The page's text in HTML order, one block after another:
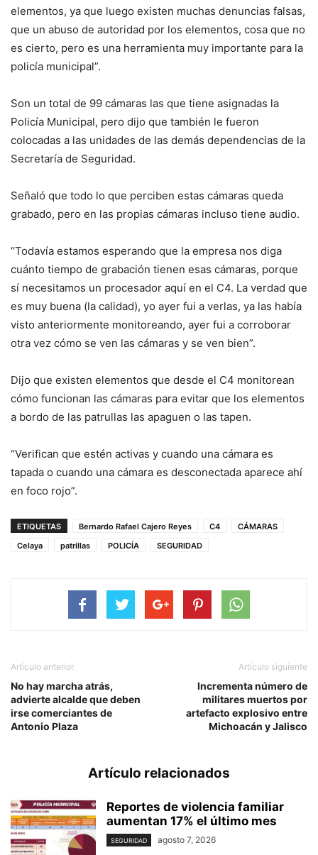
elementos, ya que luego existen muchas denuncias falsas,
que un abuso de autoridad por los elementos, cosa que no
es cierto, pero es una herramienta muy importante para la
policía municipal”.
Son un total de 99 cámaras las que tiene asignadas la
Policía Municipal, pero dijo que también le fueron
colocadas a las unidades de las demás dependencias de la
Secretaría de Seguridad.
Señaló que todo lo que perciben estas cámaras queda
grabado, pero en las propias cámaras incluso tiene audio.
“Todavía estamos esperando que la empresa nos diga
cuánto tiempo de grabación tienen esas cámaras, porque
sí necesitamos un procesador aquí en el C4. La verdad que
es muy buena (la calidad), yo ayer fui a verlas, ya las había
visto anteriormente monitoreando, ayer fui a corroborar
otra vez cómo se ven las cámaras y se ven bien”.
Dijo que existen elementos que desde el C4 monitorean
cómo funcionan las cámaras para evitar que los elementos
a bordo de las patrullas las apaguen o las tapen.
“Verifican que estén activas y cuando una cámara es
tapada o cuando una cámara es desconectada aparece ahí
en foco rojo”.
ETIQUETAS Bernardo Rafael Cajero Reyes C4
CÁMARAS
Celaya
patrillas POLICÍA SEGURIDAD
Artículo anterior
No hay marcha atrás,
advierte alcalde que deben
irse comerciantes de
Antonio Plaza
Artículo siguiente
Incrementa número de
militares muertos por
artefacto explosivo entre
Michoacán y Jalisco
Artículo relacionados
Reportes de violencia familiar
aumentan 17% el último mes
SEGURIDAD agosto 7, 2026